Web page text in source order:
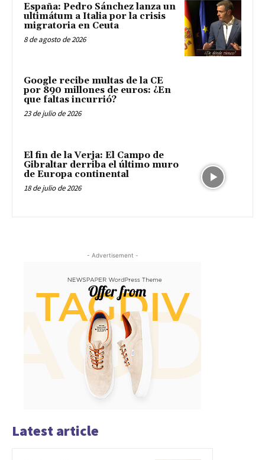
España: Pedro Sánchez lanza un
ultimátum a Italia por la crisis
migratoria en Ceuta
8 de agosto de 2026
Google recibe multas de la CE
por 890 millones de euros: ¿En
que faltas incurrió?
23 de julio de 2026
El fin de la Verja: El Campo de
Gibraltar derriba el último muro
de Europa continental
18 de julio de 2026
- Advertisement -
Latest article